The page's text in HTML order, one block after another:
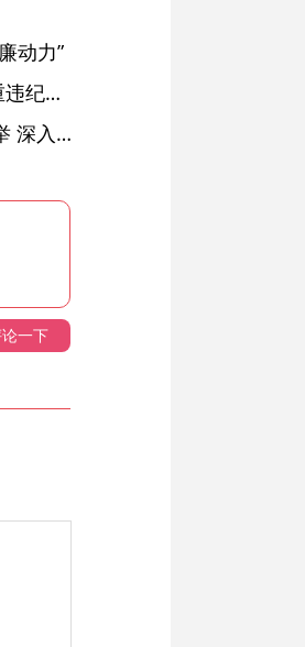
动力”
绩溪县长安镇原党委副书记、镇长程枫华严重违纪违法被开除党籍和公职
落实五次全会精神见行动丨查治一体 纠树并举 深入推进风腐同查同治
一下